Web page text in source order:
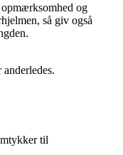
og
så giv også
til